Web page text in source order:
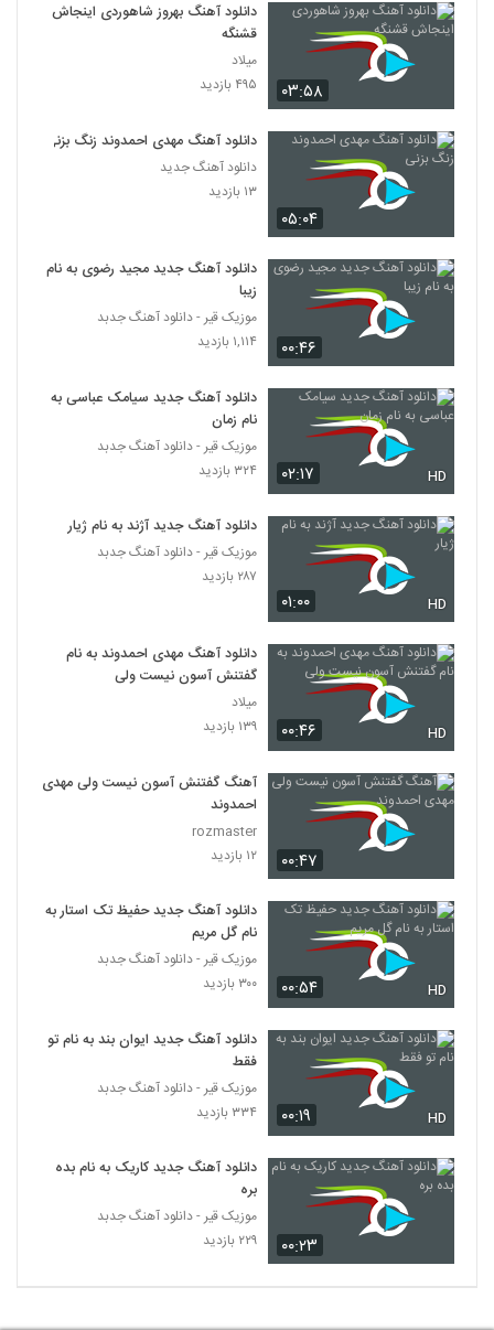
۰۳:۵۸
دانلود آهنگ بهروز شاهوردی اینجاش
قشنگه
میلاد
۴۹۵ بازدید
۰۵:۰۴
دانلود آهنگ مهدی احمدوند زنگ بزنی
دانلود آهنگ جدید
۱۳ بازدید
۰۰:۴۶
دانلود آهنگ جدید مجید رضوی به نام
زیبا
موزیک قیر - دانلود آهنگ جدبد
۱,۱۱۴ بازدید
۰۲:۱۷ HD
دانلود آهنگ جدید سیامک عباسی به
نام زمان
موزیک قیر - دانلود آهنگ جدبد
۳۲۴ بازدید
۰۱:۰۰ HD
دانلود آهنگ جدید آژند به نام ژیار
موزیک قیر - دانلود آهنگ جدبد
۲۸۷ بازدید
۰۰:۴۶ HD
دانلود آهنگ مهدی احمدوند به نام
گفتنش آسون نیست ولی
میلاد
۱۳۹ بازدید
۰۰:۴۷
آهنگ گفتنش آسون نیست ولی مهدی
احمدوند
rozmaster
۱۲ بازدید
۰۰:۵۴ HD
دانلود آهنگ جدید حفیظ تک استار به
نام گل مریم
موزیک قیر - دانلود آهنگ جدبد
۳۰۰ بازدید
۰۰:۱۹ HD
دانلود آهنگ جدید ایوان بند به نام تو
فقط
موزیک قیر - دانلود آهنگ جدبد
۳۳۴ بازدید
۰۰:۲۳
دانلود آهنگ جدید کاریک به نام بده
بره
موزیک قیر - دانلود آهنگ جدبد
۲۲۹ بازدید